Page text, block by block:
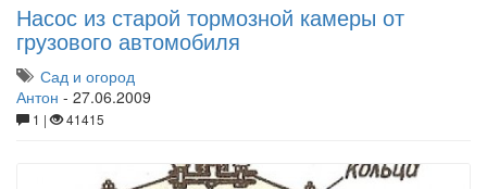
Насос из старой тормозной камеры от
грузового автомобиля
Сад и огород
Антон - 27.06.2009
1 | 41415